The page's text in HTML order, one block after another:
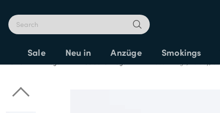
Sale Neu in Anzüge Smokings